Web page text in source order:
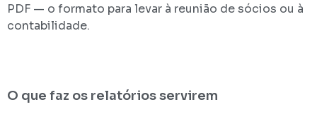
PDF — o formato para levar à reunião de sócios ou à
contabilidade.
O que faz os relatórios servirem